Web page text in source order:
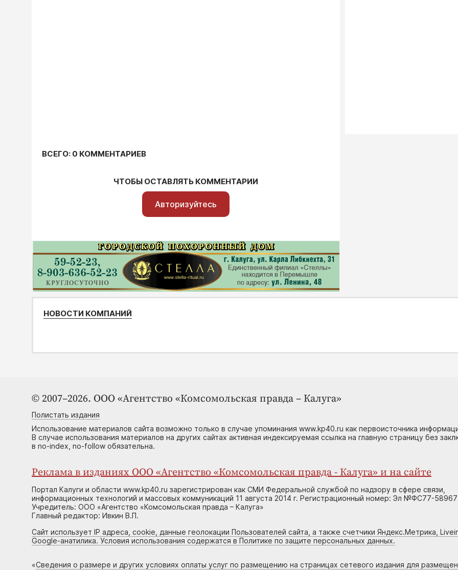
ВСЕГО: 0 КОММЕНТАРИЕВ
ЧТОБЫ ОСТАВЛЯТЬ КОММЕНТАРИИ
Авторизуйтесь
НОВОСТИ КОМПАНИЙ
© 2007–2026. ООО «Агентство «Комсомольская правда – Калуга»
Полистать издания
Использование материалов сайта возможно только в случае упоминания www.kp40.ru как первоисточника
В случае использования материалов на других сайтах активная индексируемая ссылка на главную страницу без
в no-index, no-follow обязательна.
Реклама в изданиях ООО «Агентство «Комсомольская правда - Калуга» и на сайте
Портал Калуги и области www.kp40.ru зарегистрирован как СМИ Федеральной службой по надзору в сфере связи,
информационных технологий и массовых коммуникаций 11 августа 2014 г. Регистрационный номер: Эл №ФС77-58967
Учредитель: ООО «Агентство «Комсомольская правда – Калуга»
Главный редактор: Ивкин В.П.
Сайт использует IP адреса, cookie, данные геолокации Пользователей сайта, а также счетчики Яндекс.Метрика,
Google-анатилика. Условия использования содержатся в Политике по защите персональных данных.
«Сведения о размере и других условиях оплаты услуг по размещению на страницах сетевого издания для